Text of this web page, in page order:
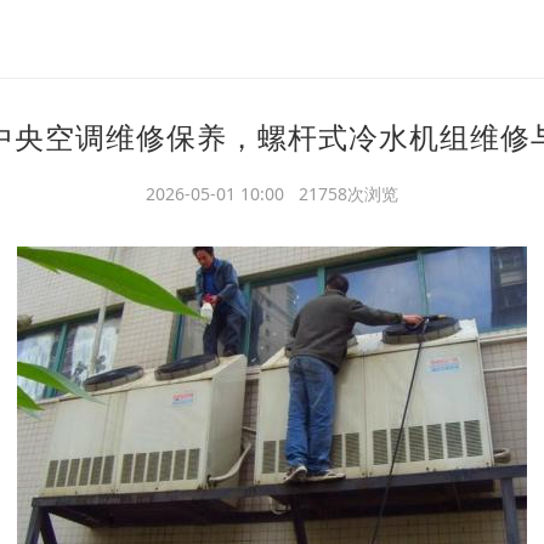
央空调维修保养，螺杆式冷水机组维修
2026-05-01 10:00 21758次浏览